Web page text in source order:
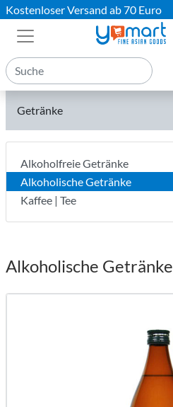
Kostenloser Versand ab 70 Euro
Getränke
Alkoholfreie Getränke
Alkoholische Getränke
Kaffee | Tee
Alkoholische Getränke